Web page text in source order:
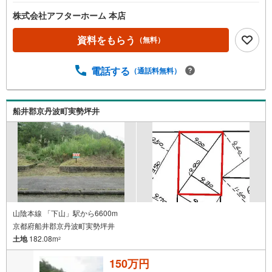
株式会社アフターホーム 本店
資料をもらう （無料）
電話する （通話料無料）
船井郡京丹波町実勢坪井
山陰本線 「下山」駅から6600m
京都府船井郡京丹波町実勢坪井
土地182.08m2
150万円